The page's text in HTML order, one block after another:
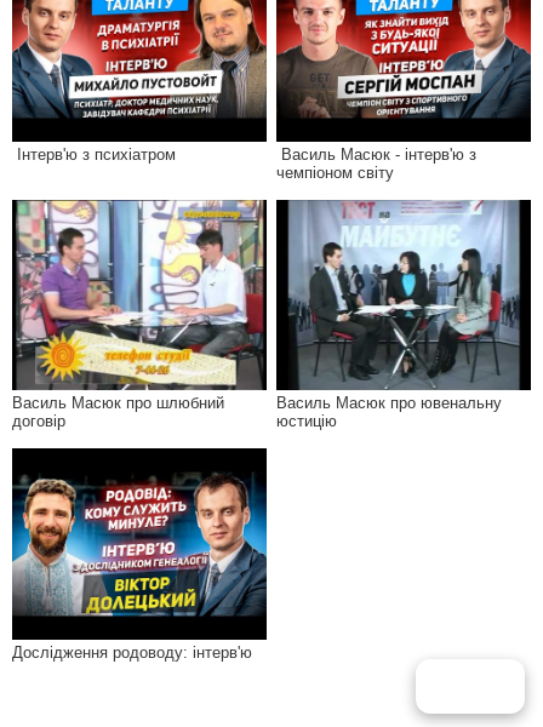
Інтерв'ю з психіатром
Василь Масюк - інтерв'ю з
чемпіоном світу
Василь Масюк про шлюбний
договір
Василь Масюк про ювенальну
юстицію
Дослідження родоводу: інтерв'ю